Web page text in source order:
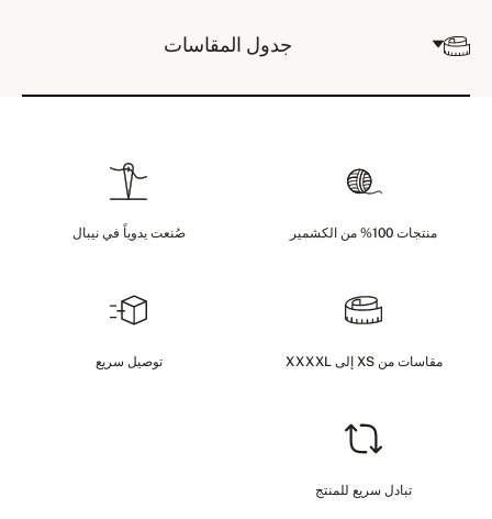
جدول المقاسات
منتجات 100% من الكشمير صُنعت يدوياً في نيبال
مقاسات من XS إلى XXXXL توصيل سريع
تبادل سريع للمنتج